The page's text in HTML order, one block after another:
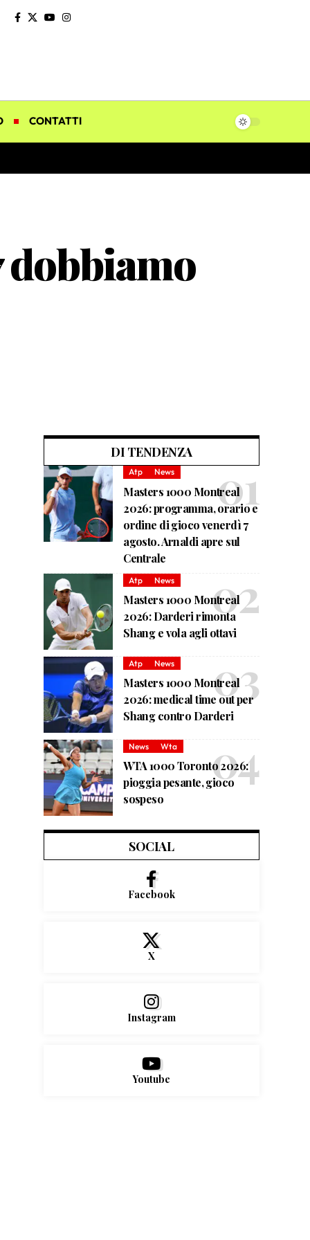
CONTATTI
dobbiamo
DI TENDENZA
Atp News
Masters 1000 Montreal
2026: programma, orario e
ordine di gioco venerdì 7
agosto. Arnaldi apre sul
Centrale
Atp News
Masters 1000 Montreal
2026: Darderi rimonta
Shang e vola agli ottavi
Atp News
Masters 1000 Montreal
2026: medical time out per
Shang contro Darderi
News Wta
WTA 1000 Toronto 2026:
pioggia pesante, gioco
sospeso
SOCIAL
Facebook
X
Instagram
Youtube